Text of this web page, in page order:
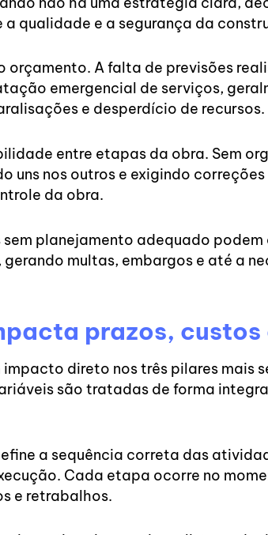
qualidade e a segurança da
orçamento. A falta de previsões
emergencial de serviços,
e desperdício de recursos.
entre etapas da obra. Sem
uns nos outros e exigindo
da obra.
planejamento adequado
multas, embargos e até a
prazos,
direto nos três pilares mais
são tratadas de forma
a sequência correta das
Cada etapa ocorre no
e retrabalhos.